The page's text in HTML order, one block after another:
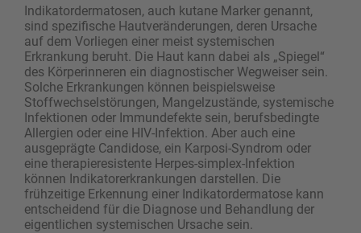
Indikatordermatosen, auch kutane Marker genannt,
sind spezifische Hautveränderungen, deren Ursache
auf dem Vorliegen einer meist systemischen
Erkrankung beruht. Die Haut kann dabei als „Spiegel“
des Körperinneren ein diagnostischer Wegweiser sein.
Solche Erkrankungen können beispielsweise
Stoffwechselstörungen, Mangelzustände, systemische
Infektionen oder Immundefekte sein, berufsbedingte
Allergien oder eine HIV-Infektion. Aber auch eine
ausgeprägte Candidose, ein Karposi-Syndrom oder
eine therapieresistente Herpes-simplex-Infektion
können Indikatorerkrankungen darstellen. Die
frühzeitige Erkennung einer Indikatordermatose kann
entscheidend für die Diagnose und Behandlung der
eigentlichen systemischen Ursache sein.